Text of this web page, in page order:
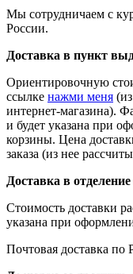
Мы сотрудничаем с
России.
Доставка в пункт
Ориентировочную
ссылке нажми меня
интернет-магазина).
и будет указана при
корзины. Цена
заказа (из нее
Доставка в
Стоимость доставки
указана при
Почтовая доставка по